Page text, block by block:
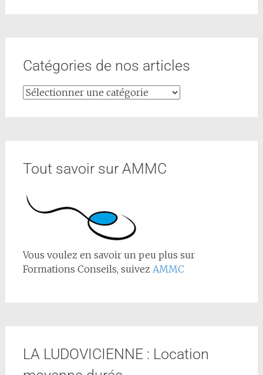
Catégories de nos articles
Tout savoir sur AMMC
Vous voulez en savoir un peu plus sur
Formations Conseils, suivez AMMC
LA LUDOVICIENNE : Location